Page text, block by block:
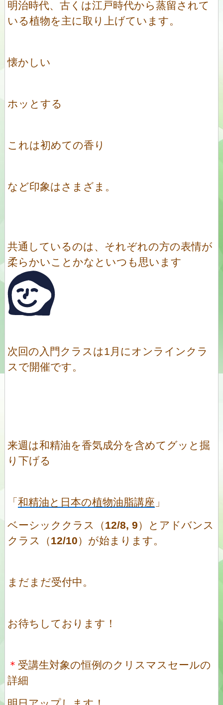
明治時代、古くは江戸時代から蒸留されて
いる植物を主に取り上げています。
懐かしい
ホッとする
これは初めての香り
など印象はさまざま。
共通しているのは、それぞれの方の表情が
柔らかいことかなといつも思います
次回の入門クラスは1月にオンラインクラ
スで開催です。
来週は和精油を香気成分を含めてグッと掘
り下げる
「 和精油と日本の植物油脂講座 」
ベーシッククラス（12/8, 9）とアドバンス
クラス（12/10）が始まります。
まだまだ受付中。
お待ちしております！
＊ 受講生対象の恒例のクリスマスセールの
詳細